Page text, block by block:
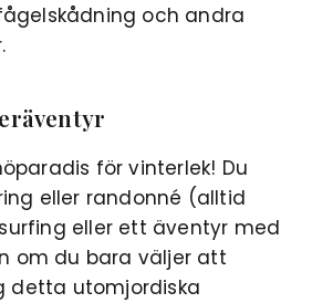
och andra
för vinterlek! Du
eller randonné (alltid
eller ett äventyr med
om du bara väljer att
detta utomjordiska